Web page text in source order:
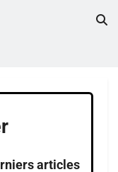
articles